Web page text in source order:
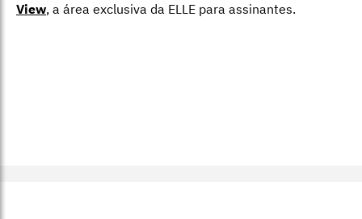
View, a área exclusiva da ELLE para assinantes.